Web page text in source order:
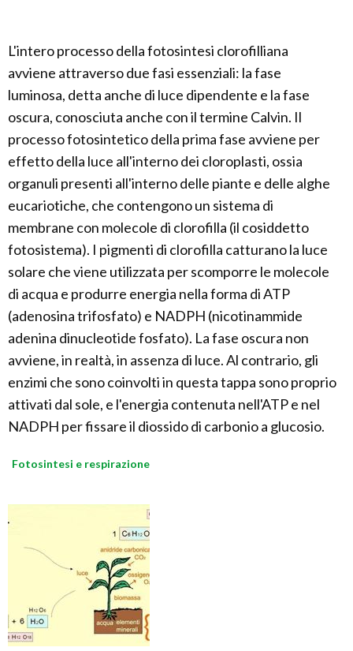
L'intero processo della fotosintesi clorofilliana
avviene attraverso due fasi essenziali: la fase
luminosa, detta anche di luce dipendente e la fase
oscura, conosciuta anche con il termine Calvin. Il
processo fotosintetico della prima fase avviene per
effetto della luce all'interno dei cloroplasti, ossia
organuli presenti all'interno delle piante e delle alghe
eucariotiche, che contengono un sistema di
membrane con molecole di clorofilla (il cosiddetto
fotosistema). I pigmenti di clorofilla catturano la luce
solare che viene utilizzata per scomporre le molecole
di acqua e produrre energia nella forma di ATP
(adenosina trifosfato) e NADPH (nicotinammide
adenina dinucleotide fosfato). La fase oscura non
avviene, in realtà, in assenza di luce. Al contrario, gli
enzimi che sono coinvolti in questa tappa sono proprio
attivati dal sole, e l'energia contenuta nell'ATP e nel
NADPH per fissare il diossido di carbonio a glucosio.
Fotosintesi e respirazione